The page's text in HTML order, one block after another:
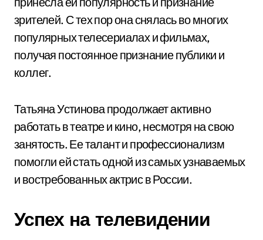
зрителей. С тех пор она снялась во многих
популярных телесериалах и фильмах,
получая постоянное признание публики и
коллег.
Татьяна Устинова продолжает активно
работать в театре и кино, несмотря на свою
занятость. Ее талант и профессионализм
помогли ей стать одной из самых узнаваемых
и востребованных актрис в России.
Успех на телевидении